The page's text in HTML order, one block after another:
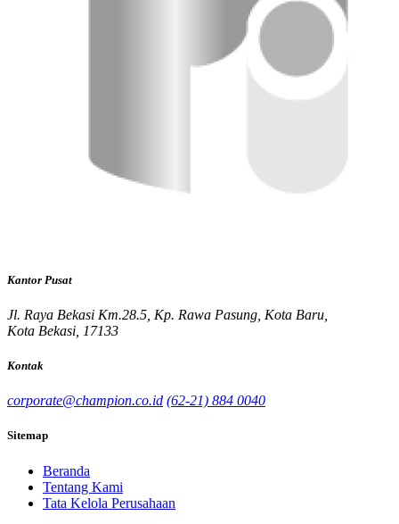
Kantor Pusat
Jl. Raya Bekasi Km.28.5, Kp. Rawa Pasung, Kota Baru,
Kota Bekasi, 17133
Kontak
corporate@champion.co.id (62-21) 884 0040
Sitemap
Beranda
Tentang Kami
Tata Kelola Perusahaan